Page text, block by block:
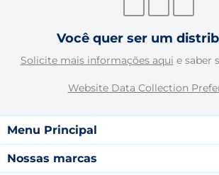
Você quer ser um
Solicite mais informações aqui e saber
Website Data Collection
Menu Principal
Nossas marcas